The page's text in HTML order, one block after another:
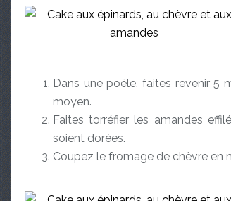
Dans une poêle, faites revenir 5
moyen.
Faites torréfier les amandes
soient dorées.
Coupez le fromage de chèvre en